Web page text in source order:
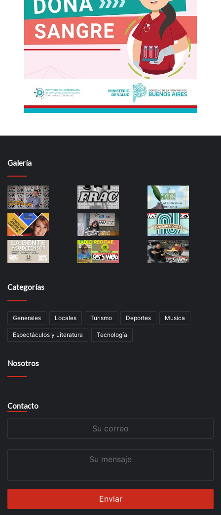
Galería
Categorías
Generales Locales Turismo Deportes Musica
Espectáculos y Literatura Tecnología
Nosotros
Contacto